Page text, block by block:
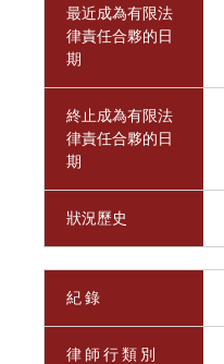
最近成為有限法
律責任合夥的日
期
終止成為有限法
律責任合夥的日
期
狀況歷史
紀 錄
律 師 行 類 別